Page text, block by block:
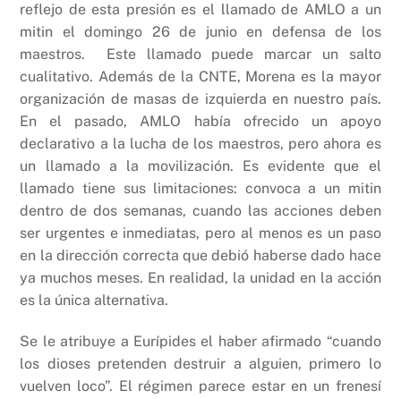
reflejo de esta presión es el llamado de AMLO a un
mitin el domingo 26 de junio en defensa de los
maestros. Este llamado puede marcar un salto
cualitativo. Además de la CNTE, Morena es la mayor
organización de masas de izquierda en nuestro país.
En el pasado, AMLO había ofrecido un apoyo
declarativo a la lucha de los maestros, pero ahora es
un llamado a la movilización. Es evidente que el
llamado tiene sus limitaciones: convoca a un mitin
dentro de dos semanas, cuando las acciones deben
ser urgentes e inmediatas, pero al menos es un paso
en la dirección correcta que debió haberse dado hace
ya muchos meses. En realidad, la unidad en la acción
es la única alternativa.
Se le atribuye a Eurípides el haber afirmado “cuando
los dioses pretenden destruir a alguien, primero lo
vuelven loco”. El régimen parece estar en un frenesí